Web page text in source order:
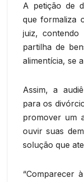
A petição de
que formaliza
juiz, contendo
partilha de
alimentícia, se
Assim, a
para os
promover um
ouvir suas
solução que
“Comparecer